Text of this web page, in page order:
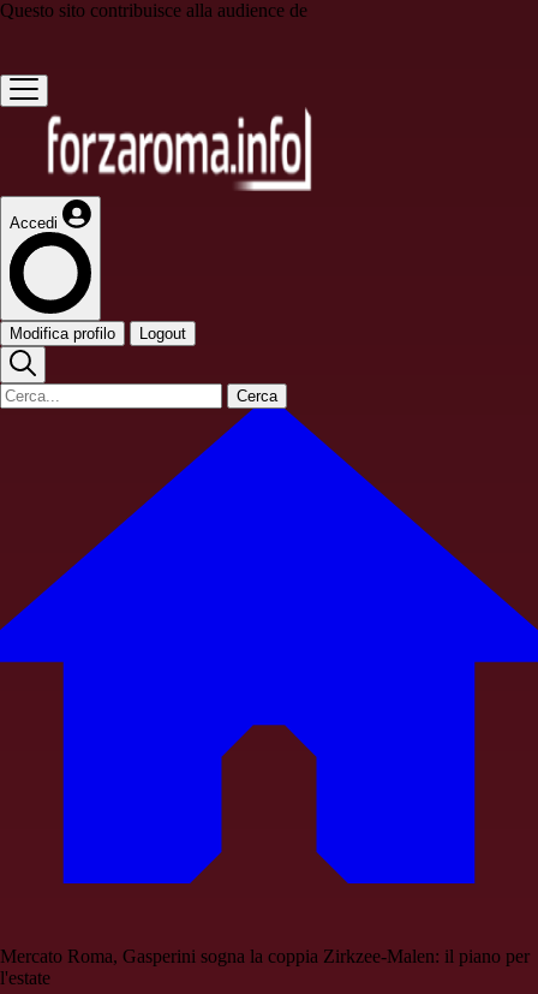
Questo sito contribuisce alla audience de
Accedi
Modifica profilo Logout
Cerca
Mercato Roma, Gasperini sogna la coppia Zirkzee-Malen: il piano per
l'estate